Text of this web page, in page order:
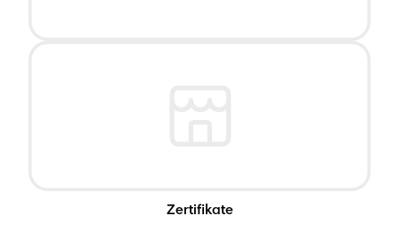
Zertifikate